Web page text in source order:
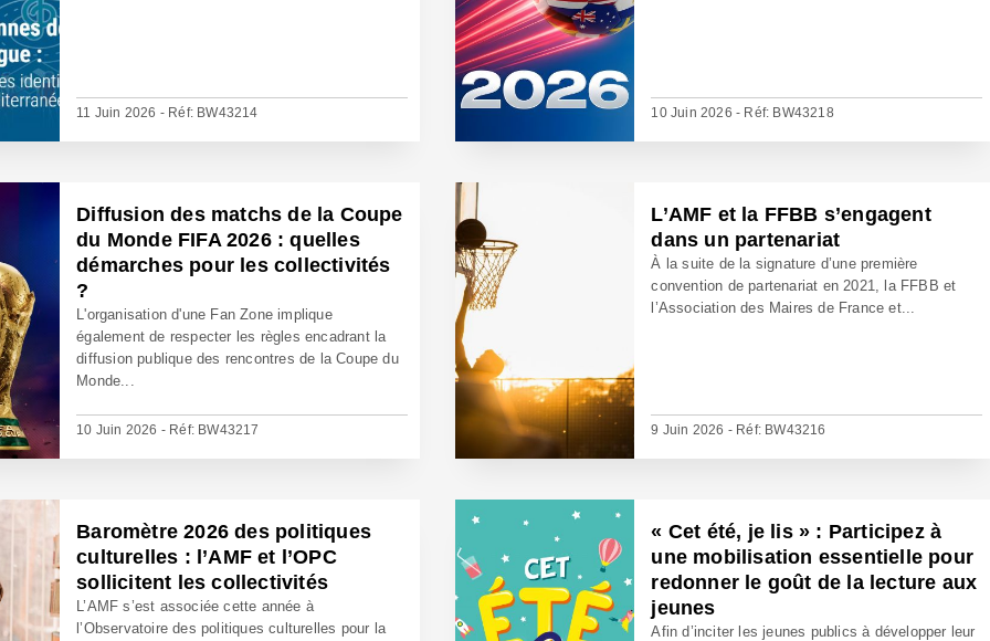
11 Juin 2026 - Réf: BW43214 10 Juin 2026 - Réf: BW43218
Diffusion des matchs de la Coupe
du Monde FIFA 2026 : quelles
démarches pour les collectivités
?
L'organisation d'une Fan Zone implique
également de respecter les règles encadrant la
diffusion publique des rencontres de la Coupe du
Monde...
10 Juin 2026 - Réf: BW43217
L’AMF et la FFBB s’engagent
dans un partenariat
À la suite de la signature d’une première
convention de partenariat en 2021, la FFBB et
l’Association des Maires de France et...
9 Juin 2026 - Réf: BW43216
Baromètre 2026 des politiques
culturelles : l’AMF et l’OPC
sollicitent les collectivités
L’AMF s’est associée cette année à
l’Observatoire des politiques culturelles pour la
« Cet été, je lis » : Participez à
une mobilisation essentielle pour
redonner le goût de la lecture aux
jeunes
Afin d’inciter les jeunes publics à développer leur